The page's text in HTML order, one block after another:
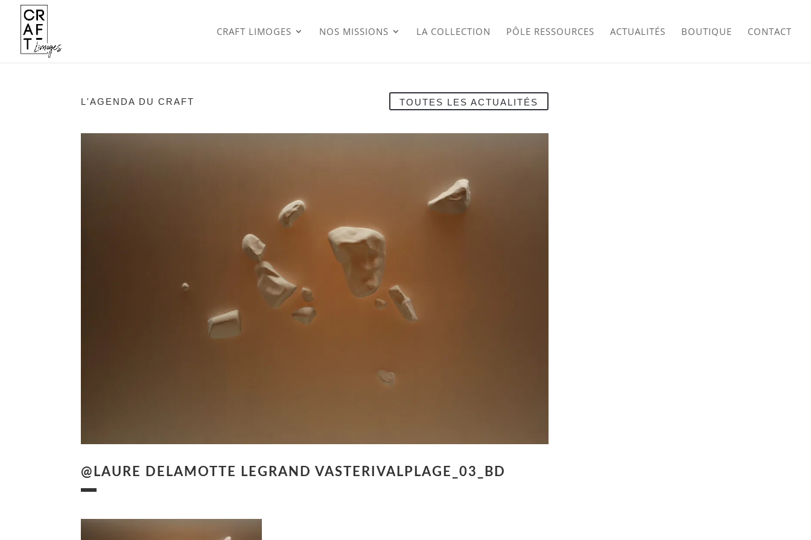
CRAFT LIMOGES NOS MISSIONS LA COLLECTION PÔLE RESSOURCES ACTUALITÉS BOUTIQUE CONTACT
L'AGENDA DU CRAFT TOUTES LES ACTUALITÉS
@LAURE DELAMOTTE LEGRAND VASTERIVALPLAGE_03_BD